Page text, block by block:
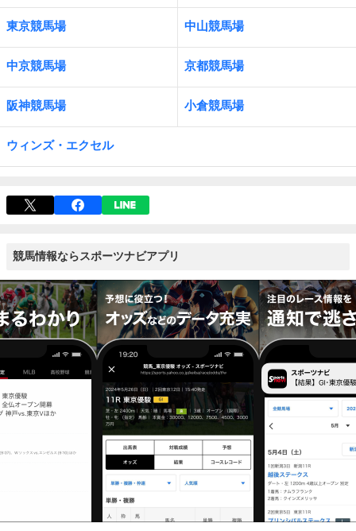
東京競馬場 中山競馬場
中京競馬場 京都競馬場
阪神競馬場 小倉競馬場
ウィンズ・エクセル
競馬情報ならスポーツナビアプリ